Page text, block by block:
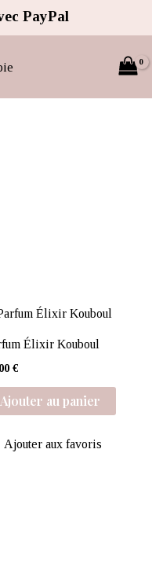
PayPal
Élixir Kouboul
€
Ajouter au panier
Ajouter aux favoris